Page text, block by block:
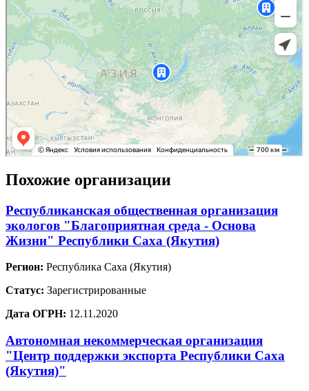
Похожие организации
Республиканская общественная организация
экологов "Благоприятная среда - Основа
Жизни" Республики Саха (Якутия)
Регион: Республика Саха (Якутия)
Статус: Зарегистрированные
Дата ОГРН: 12.11.2020
Автономная некоммерческая организация
"Центр поддержки экспорта Республики Саха
(Якутия)"